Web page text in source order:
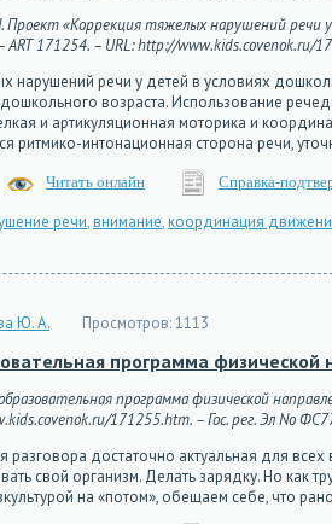
Проект «Коррекция тяжелых нарушений речи
171254. – URL: http://www.kids.covenok.ru/
нарушений речи у детей в условиях
возраста. Использование
и артикуляционная моторика и
ритмико-интонационная сторона речи,
Читать онлайн Справка-
речи,внимание,координация
Ю. А. Просмотров:1113
программа физической
программа физической
171255.htm. – Гос. рег. Эл No
разговора достаточно актуальная для
свой организм. Делать зарядку. Но как
на «потом», обещаем себе, что